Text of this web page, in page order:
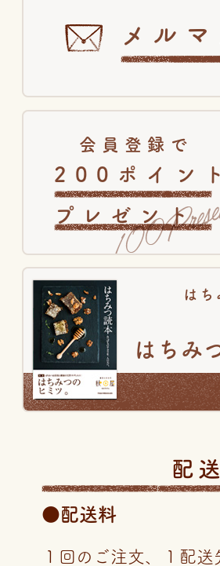
メル
会員登録で
200ポイン
プレゼント
はち
はちみ
配
●配送料
１回のご注文、１配